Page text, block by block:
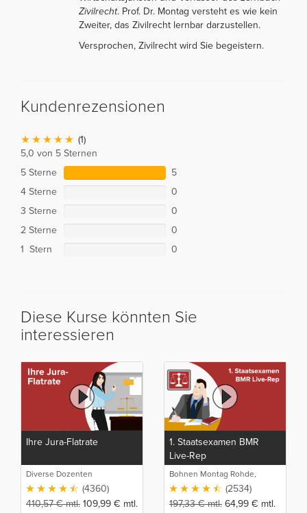
Zivilrecht. Prof. Dr. Montag versteht es wie kein
Zweiter, das Zivilrecht lernbar darzustellen.
Versprochen, Zivilrecht wird Sie begeistern.
Kundenrezensionen
(1)
5,0 von 5 Sternen
5 Sterne
5
4 Sterne
0
3 Sterne
0
2 Sterne
0
1 Stern
0
Diese Kurse könnten Sie
interessieren
Ihre Jura-Flatrate
Diverse Dozenten
(4360)
410,57€mtl. 109,99 € mtl.
1. Staatsexamen BMR
Live-Rep
Bohnen Montag Rohde,
Juristische Intensivlehrgänge
(2534)
197,33€mtl. 64,99 € mtl.